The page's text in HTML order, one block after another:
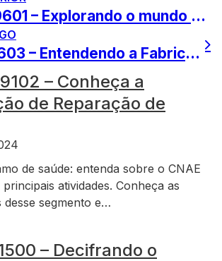
CNAE 1099601 – Explorando o mundo da Panificação Congelada
CNAE 1099603 – Entendendo a Fabricação de Café Solúvel
– Conheça a
de Reparação de
de saúde: entenda sobre o CNAE
atividades. Conheça as
desse segmento e…
– Decifrando o